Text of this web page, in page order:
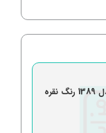
فروش دولتی یک دستگاه سواری پژو 405 مدل 1389 رنگ نقره